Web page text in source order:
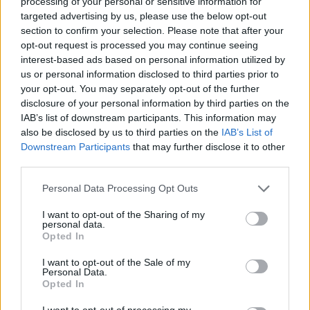
targeted advertising by us, please use the below opt-out
section to confirm your selection. Please note that after your
opt-out request is processed you may continue seeing
interest-based ads based on personal information utilized by
us or personal information disclosed to third parties prior to
your opt-out. You may separately opt-out of the further
disclosure of your personal information by third parties on the
IAB’s list of downstream participants. This information may
also be disclosed by us to third parties on the IAB’s List of
Downstream Participants that may further disclose it to other
Please note that this website/app uses one or more Google
not limited to your visit or usage behaviour. You may click to
grant or deny consent to Google and its third-party tags to
use your data for below specified purposes in below Google
consent section.
Personal Data Processing Opt Outs
I want to opt-out of the Sharing of my
personal data.
Opted In
I want to opt-out of the Sale of my
Personal Data.
Opted In
Gallura, finti clienti svuotano le suite: furto da
50mila nel resort
Meteo Olbia 7 agosto, sole e caldo tornano
protagonisti
Test tunnel Olbia: rampe chiuse ancora fino a
fine agosto